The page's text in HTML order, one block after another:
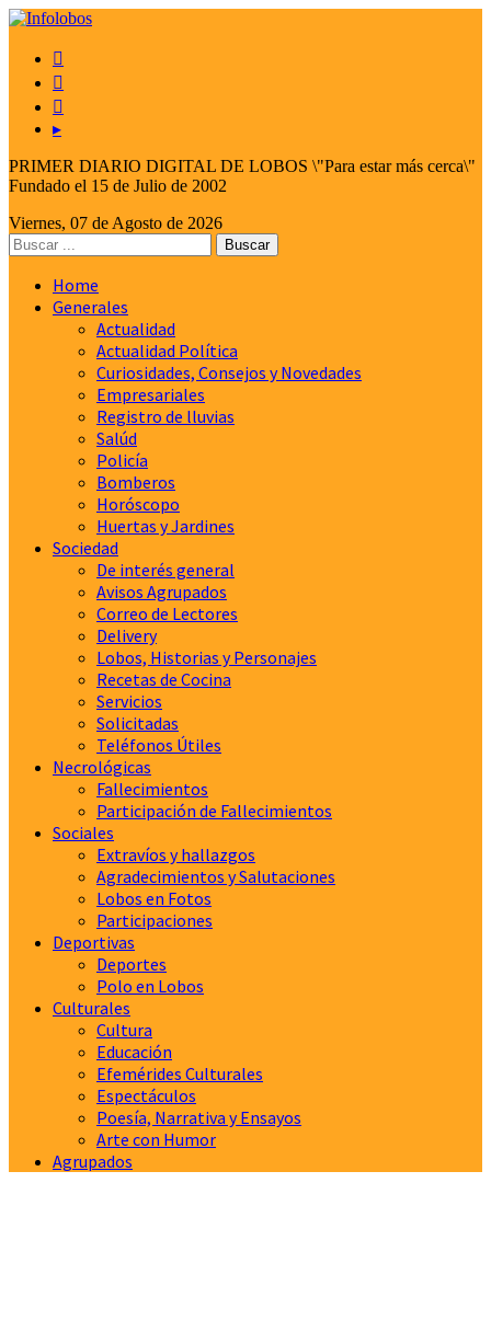



▸
PRIMER DIARIO DIGITAL DE LOBOS \"Para estar más cerca\"
Fundado el 15 de Julio de 2002
Viernes, 07 de Agosto de 2026
Home
Generales
Actualidad
Actualidad Política
Curiosidades, Consejos y Novedades
Empresariales
Registro de lluvias
Salúd
Policía
Bomberos
Horóscopo
Huertas y Jardines
Sociedad
De interés general
Avisos Agrupados
Correo de Lectores
Delivery
Lobos, Historias y Personajes
Recetas de Cocina
Servicios
Solicitadas
Teléfonos Útiles
Necrológicas
Fallecimientos
Participación de Fallecimientos
Sociales
Extravíos y hallazgos
Agradecimientos y Salutaciones
Lobos en Fotos
Participaciones
Deportivas
Deportes
Polo en Lobos
Culturales
Cultura
Educación
Efemérides Culturales
Espectáculos
Poesía, Narrativa y Ensayos
Arte con Humor
Agrupados